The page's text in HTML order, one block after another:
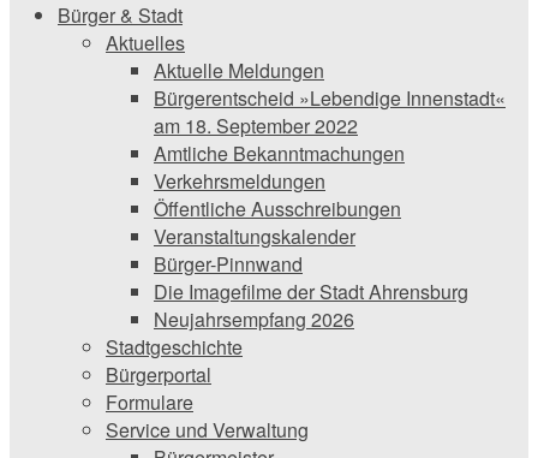
Bürger & Stadt
Aktuelles
Aktuelle Meldungen
Bürgerentscheid »Lebendige Innenstadt«
am 18. September 2022
Amtliche Bekanntmachungen
Verkehrsmeldungen
Öffentliche Ausschreibungen
Veranstaltungskalender
Bürger-Pinnwand
Die Imagefilme der Stadt Ahrensburg
Neujahrsempfang 2026
Stadtgeschichte
Bürgerportal
Formulare
Service und Verwaltung